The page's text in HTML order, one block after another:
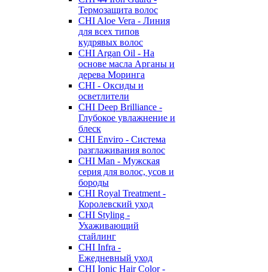
Термозащита волос
CHI Aloe Vera - Линия
для всех типов
кудрявых волос
CHI Argan Oil - На
основе масла Арганы и
дерева Моринга
CHI - Оксиды и
осветлители
CHI Deep Brilliance -
Глубокое увлажнение и
блеск
CHI Enviro - Система
разглаживания волос
CHI Man - Мужская
серия для волос, усов и
бороды
CHI Royal Treatment -
Королевский уход
CHI Styling -
Ухаживающий
стайлинг
CHI Infra -
Ежедневный уход
CHI Ionic Hair Color -